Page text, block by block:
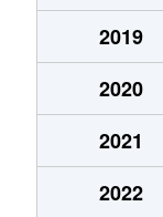
2019
2020
2021
2022